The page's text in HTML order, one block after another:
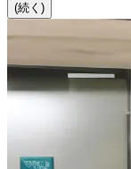
(続く)